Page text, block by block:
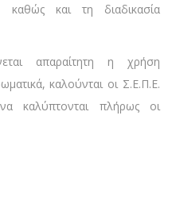
καθώς και τη διαδικασία
απαραίτητη η χρήση
καλούνται οι Σ.Ε.Π.Ε.
καλύπτονται πλήρως οι